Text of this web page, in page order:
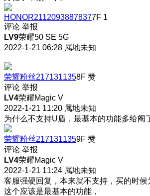
HONOR21120938878377F 1
评论 举报
LV9荣耀50 SE 5G
2022-1-21 06:28 属地未知
荣耀粉丝2171311358F 赞
评论 举报
LV4荣耀Magic V
2022-1-21 11:20 属地未知
为什么不支持U盾，最基本的功能多给阉
荣耀粉丝2171311359F 赞
评论 举报
LV4荣耀Magic V
2022-1-21 11:24 属地未知
客服强硬回复，本来就不支持，买的时
这个应该是最基本的功能，